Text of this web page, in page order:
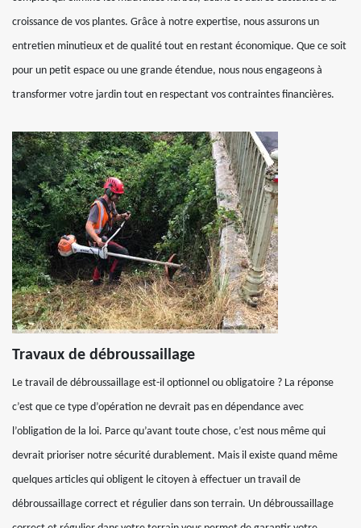
croissance de vos plantes. Grâce à notre expertise, nous assurons un
entretien minutieux et de qualité tout en restant économique. Que ce soit
pour un petit espace ou une grande étendue, nous nous engageons à
transformer votre jardin tout en respectant vos contraintes financières.
Travaux de débroussaillage
Le travail de débroussaillage est-il optionnel ou obligatoire ? La réponse
c’est que ce type d’opération ne devrait pas en dépendance avec
l’obligation de la loi. Parce qu’avant toute chose, c’est nous même qui
devrait prioriser notre sécurité durablement. Mais il existe quand même
quelques articles qui obligent le citoyen à effectuer un travail de
débroussaillage correct et régulier dans son terrain. Un débroussaillage